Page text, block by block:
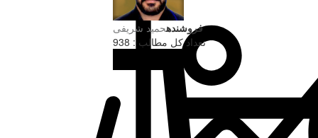
فروشندهحميد شریفی
تعداد کل مطالب : 938